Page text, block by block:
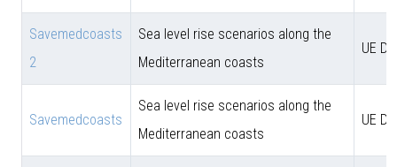
Savemedcoasts
2
Sea level rise scenarios along the
Mediterranean coasts
UE
Savemedcoasts
Sea level rise scenarios along the
Mediterranean coasts
UE